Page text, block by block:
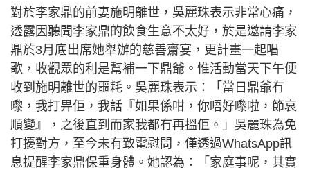
對於李家鼎的前妻施明離世，吳麗珠表示非常心痛，
透露因聽聞李家鼎的飲食生意不太好，於是邀請李家
鼎於3月底出席她舉辦的慈善齋宴，更計畫一起唱
歌，收觀眾的利是幫補一下鼎爺。惟活動當天下午便
收到施明離世的噩耗。吳麗珠表示：「當日鼎爺冇
嚟，我打畀佢，我話『如果係咁，你唔好嚟啦，節哀
順變』，之後直到而家我都冇再搵佢。」吳麗珠為免
打擾對方，至今未有致電慰問，僅透過WhatsApp訊
息提醒李家鼎保重身體。她認為：「家庭事呢，其實